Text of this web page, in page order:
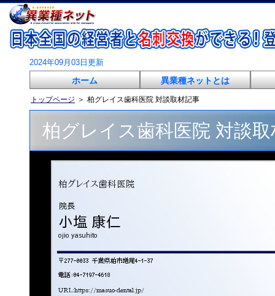
2024年09月03日更新
ホーム 異業種ネットとは
トップページ ＞ 柏グレイス歯科医院 対談取材記事
柏グレイス歯科医院 対談